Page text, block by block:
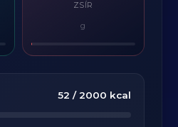
ZSÍR
g
52 / 2000 kcal